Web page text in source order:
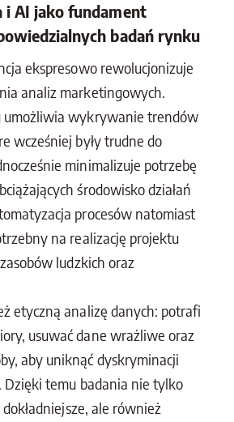
i AI jako fundament
badań rynku
ekspresowo rewolucjonizuje
analiz marketingowych.
umożliwia wykrywanie trendów
wcześniej były trudne do
minimalizuje potrzebę
środowisko działań
procesów natomiast
na realizację projektu
ludzkich oraz
etyczną analizę danych: potrafi
usuwać dane wrażliwe oraz
aby uniknąć dyskryminacji
Dzięki temu badania nie tylko
dokładniejsze, ale również